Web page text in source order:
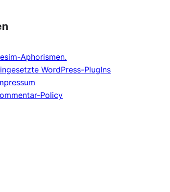
Aphorismen.
WordPress-PlugIns
Policy